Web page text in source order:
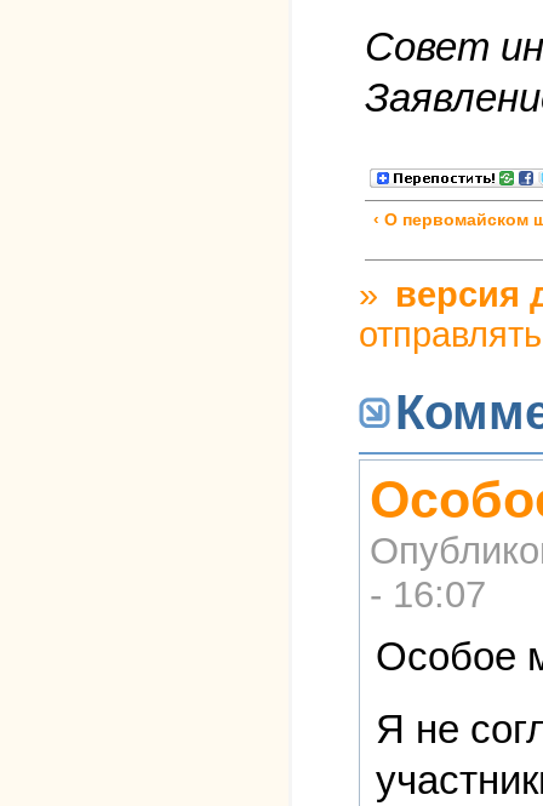
Совет
‹ О первомайском
» версия
- 16:07
Особое
Я не